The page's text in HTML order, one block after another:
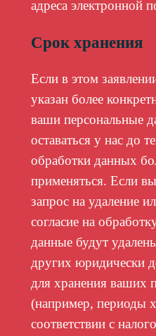
адреса электронной
Срок хранения
Если в этом
указан более
ваши персональные
оставаться у нас до
обработки данных
применяться. Если
запрос на удаление
согласие на
данные будут
других юридически
для хранения ваших
(например, периоды
соответствии с